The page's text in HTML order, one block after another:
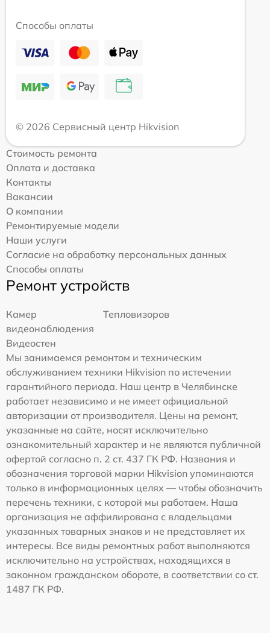
Способы оплаты
© 2026 Сервисный центр Hikvision
Стоимость ремонта
Оплата и доставка
Контакты
Вакансии
О компании
Ремонтируемые модели
Наши услуги
Согласие на обработку персональных данных
Способы оплаты
Ремонт устройств
Камер
видеонаблюдения
Тепловизоров
Видеостен
Мы занимаемся ремонтом и техническим
обслуживанием техники Hikvision по истечении
гарантийного периода. Наш центр в Челябинске
работает независимо и не имеет официальной
авторизации от производителя. Цены на ремонт,
указанные на сайте, носят исключительно
ознакомительный характер и не являются публичной
офертой согласно п. 2 ст. 437 ГК РФ. Названия и
обозначения торговой марки Hikvision упоминаются
только в информационных целях — чтобы обозначить
перечень техники, с которой мы работаем. Наша
организация не аффилирована с владельцами
указанных товарных знаков и не представляет их
интересы. Все виды ремонтных работ выполняются
исключительно на устройствах, находящихся в
законном гражданском обороте, в соответствии со ст.
1487 ГК РФ.